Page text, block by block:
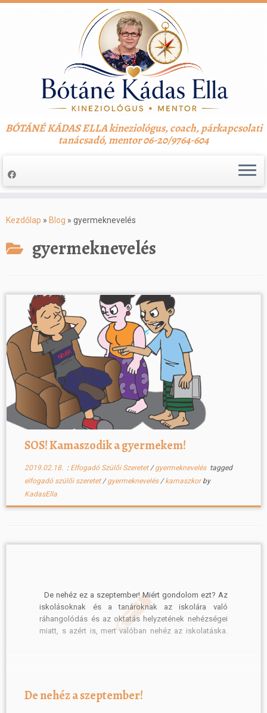
to
BÓTÁNÉ KÁDAS ELLA kineziológus, coach, párkapcsolati
tanácsadó, mentor 06-20/9764-604
Kezdőlap » Blog » gyermeknevelés
gyermeknevelés
SOS! Kamaszodik a gyermekem!
2019.02.18.: Elfogadó Szülői Szeretet/gyermeknevelés tagged
elfogadó szülői szeretet/gyermeknevelés/kamaszkorby
KadasElla
De nehéz ez a szeptember! Miért gondolom ezt? Az
iskolásoknak és a tanároknak az iskolára való
ráhangolódás és az oktatás helyzetének nehézségei
miatt, s azért is, mert valóban nehéz az iskolatáska.
De nehéz a szeptember!